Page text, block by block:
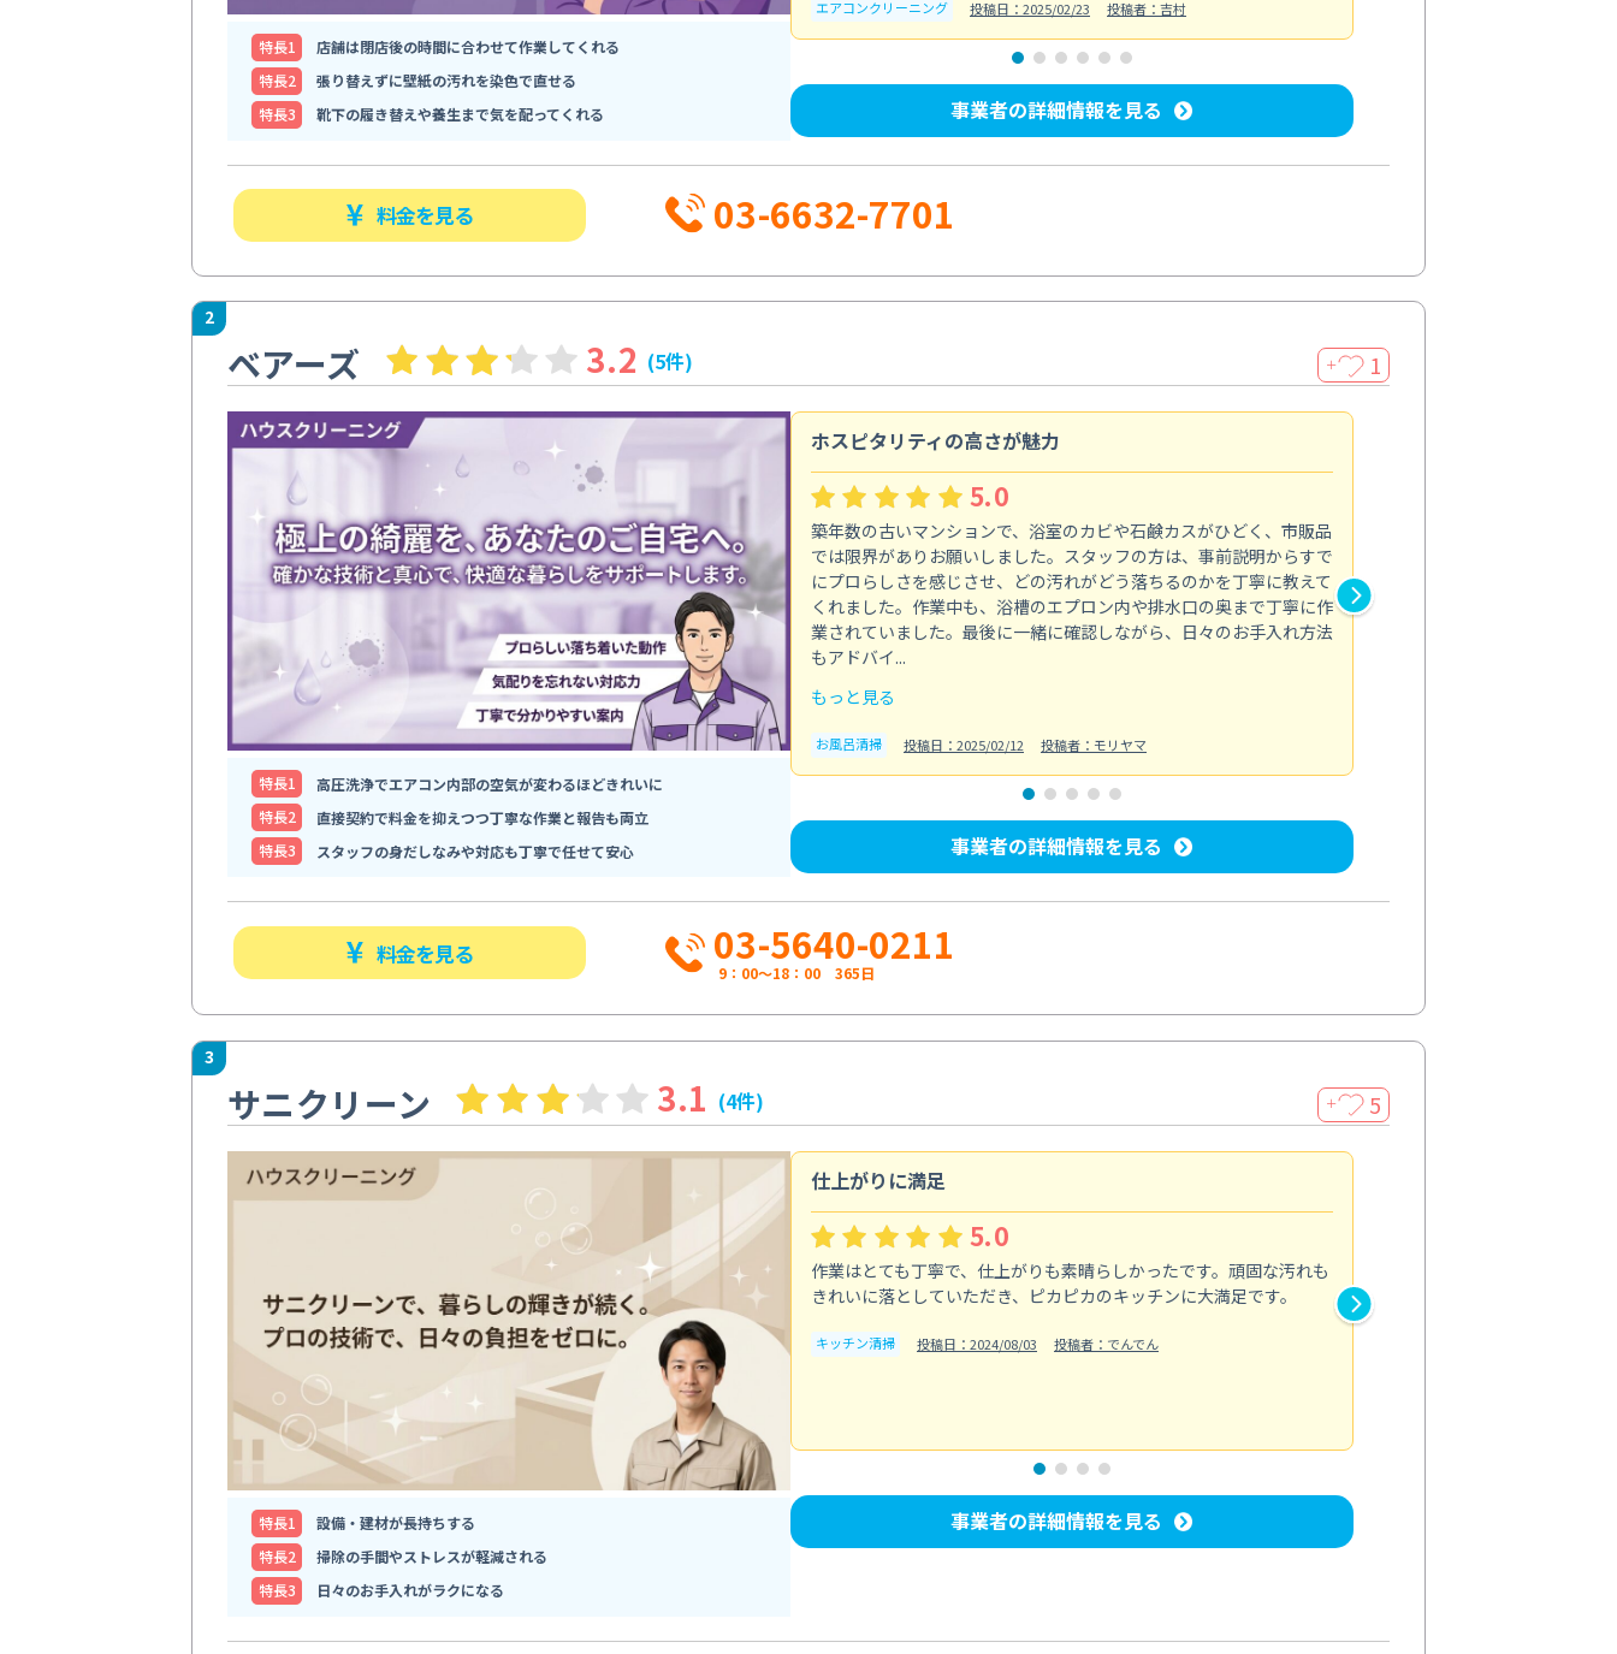
特⻑1
店舗は閉店後の時間に合わせて作業してくれる
特⻑2
張り替えずに壁紙の汚れを染色で直せる
特⻑3
靴下の履き替えや養生まで気を配ってくれる
エアコンクリーニング 投稿日：2025/02/23 投稿者：吉村
事業者の詳細情報を見る
料金を見る 03-6632-7701
2
ベアーズ 3.2 (5件) ＋ 1
特⻑1
高圧洗浄でエアコン内部の空気が変わるほどきれいに
特⻑2
直接契約で料金を抑えつつ丁寧な作業と報告も両立
特⻑3
スタッフの身だしなみや対応も丁寧で任せて安心
ホスピタリティの高さが魅力
5.0
築年数の古いマンションで、浴室のカビや石鹸カスがひどく、市販品
では限界がありお願いしました。スタッフの方は、事前説明からすで
にプロらしさを感じさせ、どの汚れがどう落ちるのかを丁寧に教えて
くれました。作業中も、浴槽のエプロン内や排水口の奥まで丁寧に作
業されていました。最後に一緒に確認しながら、日々のお手入れ方法
もアドバイ...
もっと見る
お風呂清掃 投稿日：2025/02/12 投稿者：モリヤマ
事業者の詳細情報を見る
料金を見る 03-5640-0211
9：00～18：00 365日
3
サニクリーン 3.1 (4件) ＋ 5
特⻑1
設備・建材が長持ちする
特⻑2
掃除の手間やストレスが軽減される
特⻑3
日々のお手入れがラクになる
仕上がりに満足
5.0
作業はとても丁寧で、仕上がりも素晴らしかったです。頑固な汚れも
きれいに落としていただき、ピカピカのキッチンに大満足です。
キッチン清掃 投稿日：2024/08/03 投稿者：でんでん
事業者の詳細情報を見る